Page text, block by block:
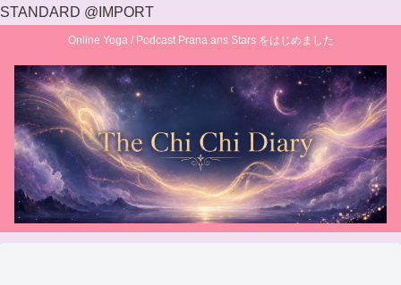
STANDARD @IMPORT
Online Yoga / Podcast Prana ans Stars をはじめました